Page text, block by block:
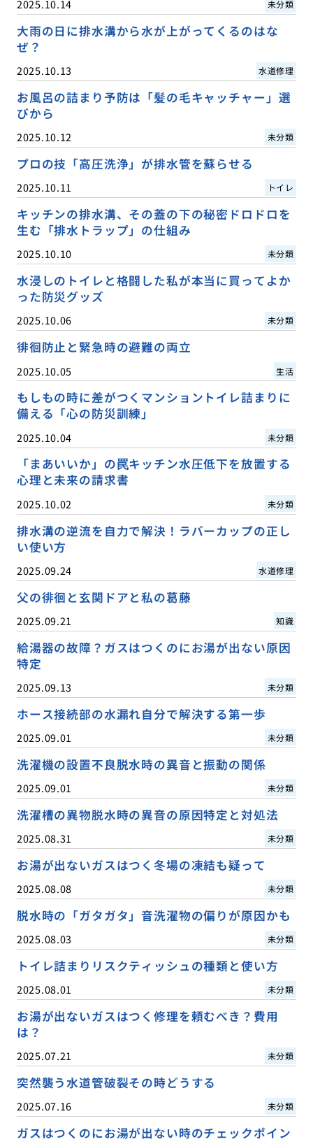
2025.10.14 未分類
大雨の日に排水溝から水が上がってくるのはな
ぜ？
2025.10.13 水道修理
お風呂の詰まり予防は「髪の毛キャッチャー」選
びから
2025.10.12 未分類
プロの技「高圧洗浄」が排水管を蘇らせる
2025.10.11 トイレ
キッチンの排水溝、その蓋の下の秘密ドロドロを
生む「排水トラップ」の仕組み
2025.10.10 未分類
水浸しのトイレと格闘した私が本当に買ってよか
った防災グッズ
2025.10.06 未分類
徘徊防止と緊急時の避難の両立
2025.10.05 生活
もしもの時に差がつくマンショントイレ詰まりに
備える「心の防災訓練」
2025.10.04 未分類
「まあいいか」の罠キッチン水圧低下を放置する
心理と未来の請求書
2025.10.02 未分類
排水溝の逆流を自力で解決！ラバーカップの正し
い使い方
2025.09.24 水道修理
父の徘徊と玄関ドアと私の葛藤
2025.09.21 知識
給湯器の故障？ガスはつくのにお湯が出ない原因
特定
2025.09.13 未分類
ホース接続部の水漏れ自分で解決する第一歩
2025.09.01 未分類
洗濯機の設置不良脱水時の異音と振動の関係
2025.09.01 未分類
洗濯槽の異物脱水時の異音の原因特定と対処法
2025.08.31 未分類
お湯が出ないガスはつく冬場の凍結も疑って
2025.08.08 未分類
脱水時の「ガタガタ」音洗濯物の偏りが原因かも
2025.08.03 未分類
トイレ詰まりリスクティッシュの種類と使い方
2025.08.01 未分類
お湯が出ないガスはつく修理を頼むべき？費用
は？
2025.07.21 未分類
突然襲う水道管破裂その時どうする
2025.07.16 未分類
ガスはつくのにお湯が出ない時のチェックポイン